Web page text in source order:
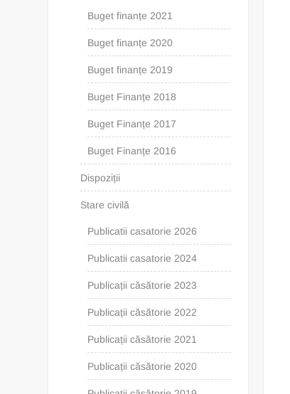
Buget finanțe 2021
Buget finanțe 2020
Buget finanțe 2019
Buget Finanțe 2018
Buget Finanțe 2017
Buget Finanțe 2016
Dispoziții
Stare civilă
Publicatii casatorie 2026
Publicatii casatorie 2024
Publicații căsătorie 2023
Publicații căsătorie 2022
Publicații căsătorie 2021
Publicații căsătorie 2020